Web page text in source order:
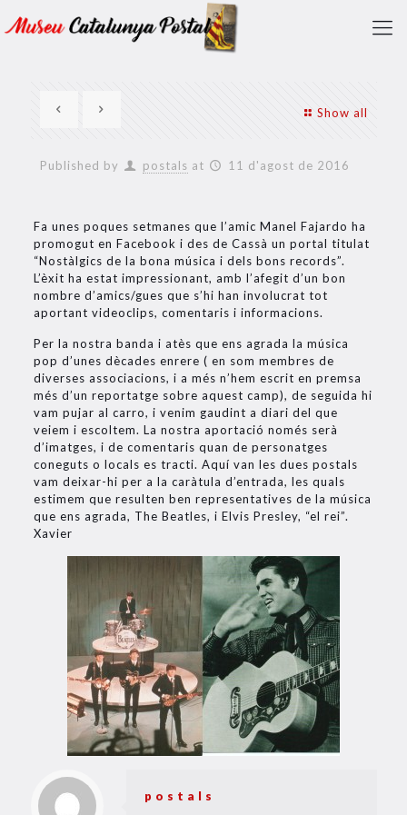
Show all
Published by postals at 11 d'agost de 2016
Fa unes poques setmanes que l’amic Manel Fajardo ha
promogut en Facebook i des de Cassà un portal titulat
“Nostàlgics de la bona música i dels bons records”.
L’èxit ha estat impressionant, amb l’afegit d’un bon
nombre d’amics/gues que s’hi han involucrat tot
aportant videoclips, comentaris i informacions.
Per la nostra banda i atès que ens agrada la música
pop d’unes dècades enrere ( en som membres de
diverses associacions, i a més n’hem escrit en premsa
més d’un reportatge sobre aquest camp), de seguida hi
vam pujar al carro, i venim gaudint a diari del que
veiem i escoltem. La nostra aportació només serà
d’imatges, i de comentaris quan de personatges
coneguts o locals es tracti. Aquí van les dues postals
vam deixar-hi per a la caràtula d’entrada, les quals
estimem que resulten ben representatives de la música
que ens agrada, The Beatles, i Elvis Presley, “el rei”.
Xavier
postals